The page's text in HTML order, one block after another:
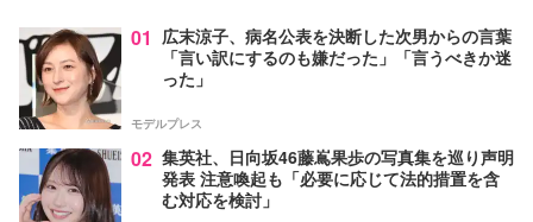
01 広末涼子、病名公表を決断した次男からの言葉
「言い訳にするのも嫌だった」「言うべきか迷
った」
モデルプレス
02 集英社、日向坂46藤嶌果歩の写真集を巡り声明
発表 注意喚起も「必要に応じて法的措置を含
む対応を検討」